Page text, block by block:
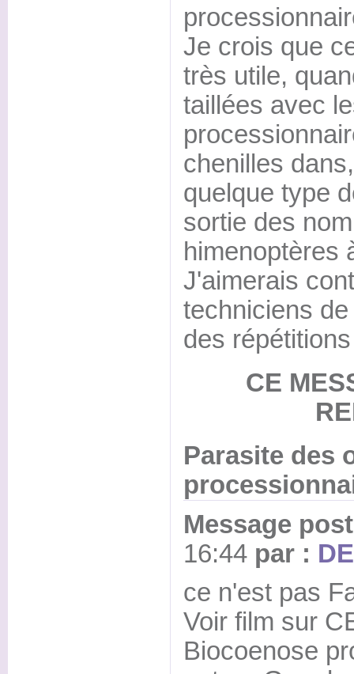
Je crois que
très utile,
taillées avec
chenilles
quelque type
sortie des
himenoptères
J'aimerais
techniciens
des
CE
Parasite des
Message
16:44 par :
ce n'est pas
Voir film sur
Biocoenose